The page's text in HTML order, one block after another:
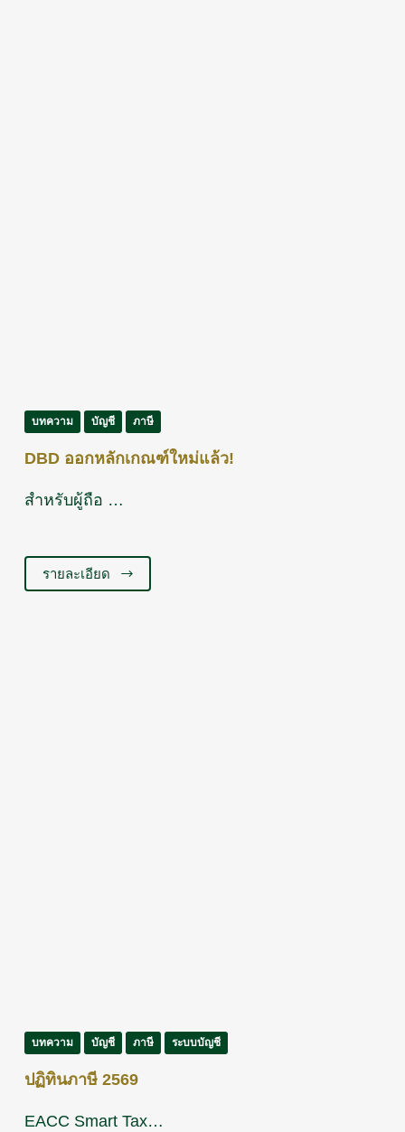
บทความ บัญชี ภาษี
DBD ออกหลักเกณฑ์ใหม่แล้ว!
สำหรับผู้ถือ …
รายละเอียด
บทความ บัญชี ภาษี ระบบบัญชี
ปฏิทินภาษี 2569
EACC Smart Tax…